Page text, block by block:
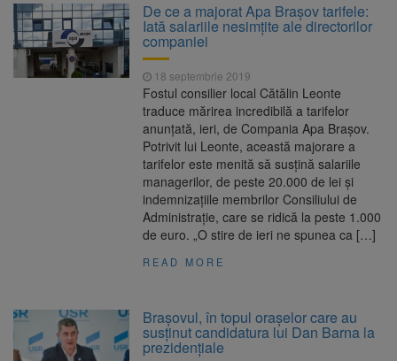
De ce a majorat Apa Brașov tarifele:
Iată salariile nesimțite ale directorilor
companiei
18 septembrie 2019
Fostul consilier local Cătălin Leonte
traduce mărirea incredibilă a tarifelor
anunțată, ieri, de Compania Apa Brașov.
Potrivit lui Leonte, această majorare a
tarifelor este menită să susțină salariile
managerilor, de peste 20.000 de lei și
indemnizațiile membrilor Consiliului de
Administrație, care se ridică la peste 1.000
de euro. „O stire de ieri ne spunea ca […]
READ MORE
Brașovul, în topul orașelor care au
susținut candidatura lui Dan Barna la
prezidențiale